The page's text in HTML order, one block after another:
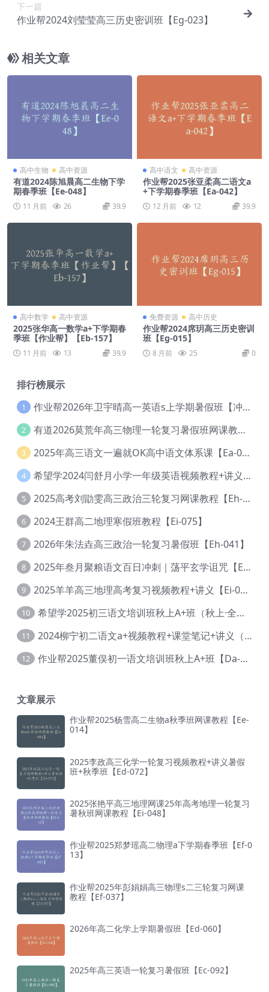
下一篇
作业帮2024刘莹莹高三历史密训班【Eg-023】
相关文章
高中生物 高中资源
有道2024陈旭晨高二生物下学
期春季班【Ee-048】
11 月前 26 39.9
高中语文 高中资源
作业帮2025张亚柔高二语文a
+下学期春季班【Ea-042】
12 月前 12 39.9
高中数学 高中资源
2025张华高一数学a+下学期春
季班【作业帮】【Eb-157】
11 月前 13 39.9
免费资源 高中历史
作业帮2024席玥高三历史密训
班【Eg-015】
8 月前 25 0
排行榜展示
1 作业帮2026年卫宇晴高一英语s上学期暑假班【冲顶班】【Ec-003】
2 有道2026莫荒年高三物理一轮复习暑假班网课教程【Ef-044】
3 2025年高三语文一遍就OK高中语文体系课【Ea-028】
4 希望学2024闫舒月小学一年级英语视频教程+讲义【Cc-004】
5 2025高考刘勖雯高三政治三轮复习网课教程【Eh-061】
6 2024王群高二地理寒假班教程【Ei-075】
7 2026年朱法垚高三政治一轮复习暑假班【Eh-041】
8 2025年叁月聚粮语文百日冲刺｜荡平玄学诅咒【Ea-001】
9 2025羊羊高三地理高考复习视频教程+讲义【Ei-051】
10 希望学2025初三语文培训班秋上A+班（秋上·全国版·A+）【Da-031】
11 2024柳宁初二语文a+视频教程+课堂笔记+讲义（暑假班+秋季班）【Da-003】
12 作业帮2025董俣初一语文培训班秋上A+班【Da-038】
文章展示
作业帮2025杨雪高二生物a秋季班网课教程【Ee-
014】
2025李政高三化学一轮复习视频教程+讲义暑假
班+秋季班【Ed-072】
2025张艳平高三地理网课25年高考地理一轮复习
暑秋班网课教程【Ei-048】
作业帮2025郑梦瑶高二物理a下学期春季班【Ef-0
13】
作业帮2025年彭娟娟高三物理s二三轮复习网课
教程【Ef-037】
2026年高二化学上学期暑假班【Ed-060】
2025年高三英语一轮复习暑假班【Ec-092】